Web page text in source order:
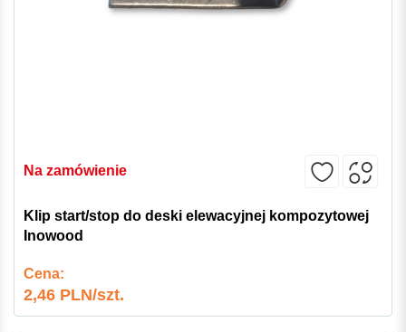
Na zamówienie
Klip start/stop do deski elewacyjnej kompozytowej
Inowood
Cena:
2,46 PLN/szt.